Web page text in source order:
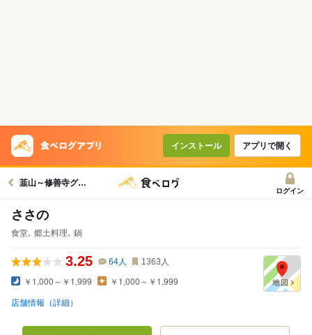
インストール アプリで開く
韮山～修善寺グルメへ
ログイン
ささの
食堂､ 郷土料理､ 鍋
3.25 64人 1363 人
￥1,000～￥1,999 ￥1,000～￥1,999
店舗情報（詳細）